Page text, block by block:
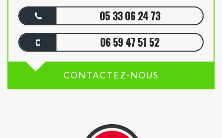
05 33 06 24 73
06 59 47 51 52
CONTACTEZ-NOUS